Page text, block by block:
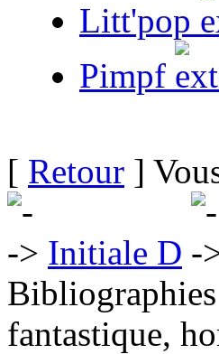
Litt'pop
Pimpf
[ Retour ]
Initiale D
fantastique,